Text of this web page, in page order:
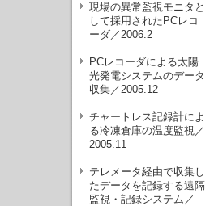
現場の異常監視モニタと
して採用されたPCレコ
ーダ／2006.2
PCレコーダによる太陽
光発電システムのデータ
収集／2005.12
チャートレス記録計によ
る冷凍倉庫の温度監視／
2005.11
テレメータ経由で収集し
たデータを記録する遠隔
監視・記録システム／